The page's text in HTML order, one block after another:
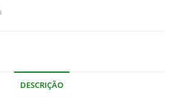
DESCRIÇÃO